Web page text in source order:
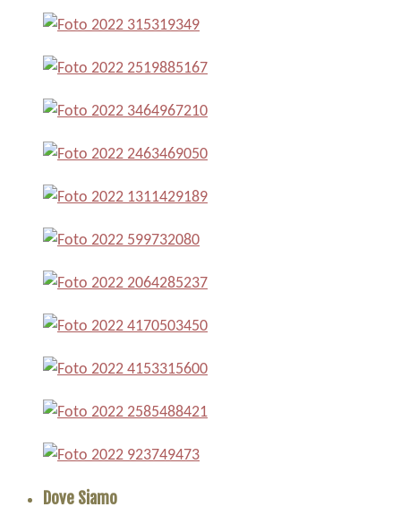
Dove Siamo